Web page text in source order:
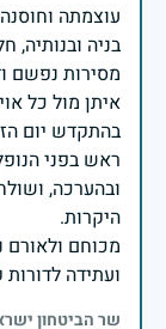
עוצמתה
בניה ובנותיה,
מסירות נפשם
בהתקדש יום
ראש בפני
ובהערכה,
מכוחם
ועתידה
שר הביטחון